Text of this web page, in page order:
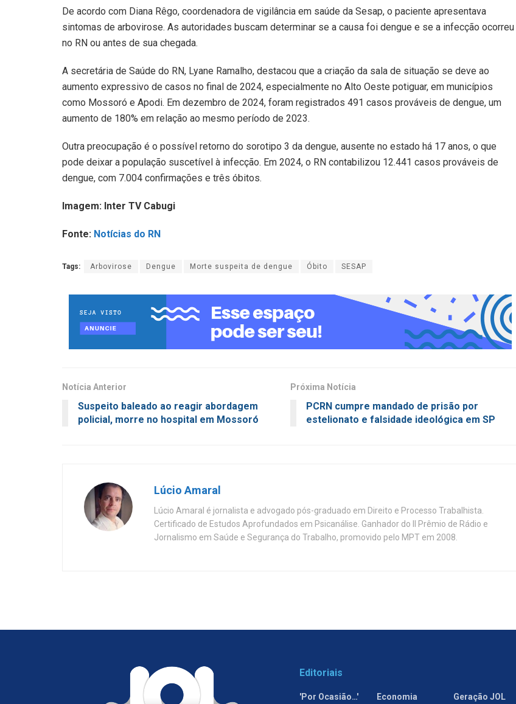
De acordo com Diana Rêgo, coordenadora de vigilância em saúde da Sesap, o paciente apresentava
sintomas de arbovirose. As autoridades buscam determinar se a causa foi dengue e se a infecção ocorreu
no RN ou antes de sua chegada.
A secretária de Saúde do RN, Lyane Ramalho, destacou que a criação da sala de situação se deve ao
aumento expressivo de casos no final de 2024, especialmente no Alto Oeste potiguar, em municípios
como Mossoró e Apodi. Em dezembro de 2024, foram registrados 491 casos prováveis de dengue, um
aumento de 180% em relação ao mesmo período de 2023.
Outra preocupação é o possível retorno do sorotipo 3 da dengue, ausente no estado há 17 anos, o que
pode deixar a população suscetível à infecção. Em 2024, o RN contabilizou 12.441 casos prováveis de
dengue, com 7.004 confirmações e três óbitos.
Imagem: Inter TV Cabugi
Fonte: Notícias do RN
Tags: Arbovirose Dengue Morte suspeita de dengue Óbito SESAP
Notícia Anterior
Suspeito baleado ao reagir abordagem
policial, morre no hospital em Mossoró
Próxima Notícia
PCRN cumpre mandado de prisão por
estelionato e falsidade ideológica em SP
Lúcio Amaral
Lúcio Amaral é jornalista e advogado pós-graduado em Direito e Processo Trabalhista.
Certificado de Estudos Aprofundados em Psicanálise. Ganhador do II Prêmio de Rádio e
Jornalismo em Saúde e Segurança do Trabalho, promovido pelo MPT em 2008.
Editoriais
'Por Ocasião…'
Economia
Geração JOL